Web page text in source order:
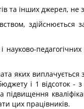
та інших джерел,
яких виплачується
і 1 відсоток -
цих працівників.